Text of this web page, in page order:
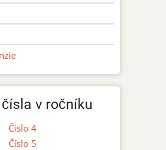
v ročníku
Číslo 4
Číslo 5